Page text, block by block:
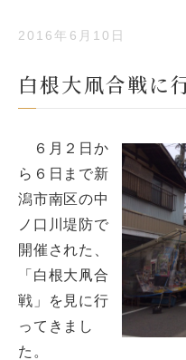
2016年6月10日
白根大凧合戦に
６月２日か
ら６日まで新
潟市南区の中
ノ口川堤防で
開催された、
「白根大凧合
戦」を見に行
ってきまし
た。